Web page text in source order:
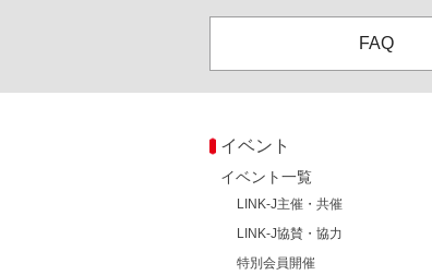
FAQ
イベント
イベント一覧
LINK-J主催・共催
LINK-J協賛・協力
特別会員開催